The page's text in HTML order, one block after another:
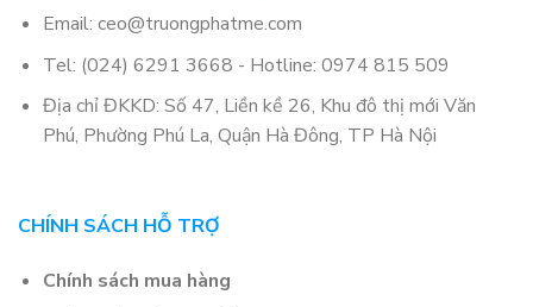
Email: ceo@truongphatme.com
Tel: (024) 6291 3668 - Hotline: 0974 815 509
Địa chỉ ĐKKD: Số 47, Liền kề 26, Khu đô thị mới Văn
Phú, Phường Phú La, Quận Hà Đông, TP Hà Nội
CHÍNH SÁCH HỖ TRỢ
Chính sách mua hàng